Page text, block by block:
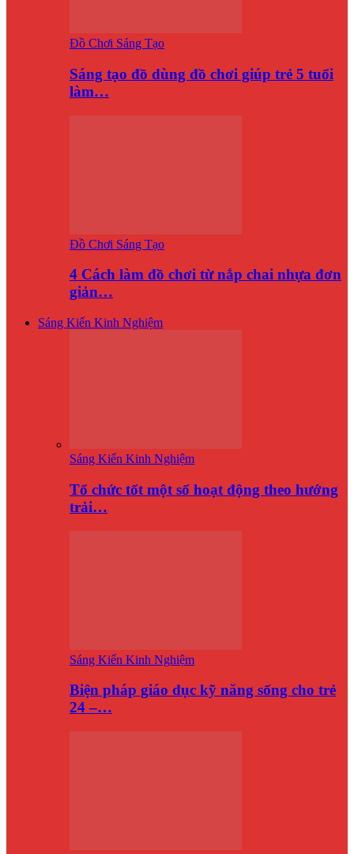
Đồ Chơi Sáng Tạo
Sáng tạo đồ dùng đồ chơi giúp trẻ 5 tuổi
làm…
Đồ Chơi Sáng Tạo
4 Cách làm đồ chơi từ nắp chai nhựa đơn
giản…
Sáng Kiến Kinh Nghiệm
Sáng Kiến Kinh Nghiệm
Tổ chức tốt một số hoạt động theo hướng
trải…
Sáng Kiến Kinh Nghiệm
Biện pháp giáo dục kỹ năng sống cho trẻ
24 –…